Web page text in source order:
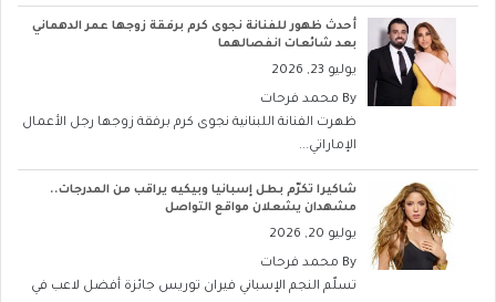
أحدث ظهور للفنانة نجوى كرم برفقة زوجها عمر الدهماني
بعد شائعات انفصالهما
يوليو 23, 2026
By محمد فرحات
ظهرت الفنانة اللبنانية نجوى كرم برفقة زوجها رجل الأعمال
الإماراتي...
شاكيرا تكرّم بطل إسبانيا وبيكيه يراقب من المدرجات..
مشهدان يشعلان مواقع التواصل
يوليو 20, 2026
By محمد فرحات
تسلّم النجم الإسباني فيران توريس جائزة أفضل لاعب في